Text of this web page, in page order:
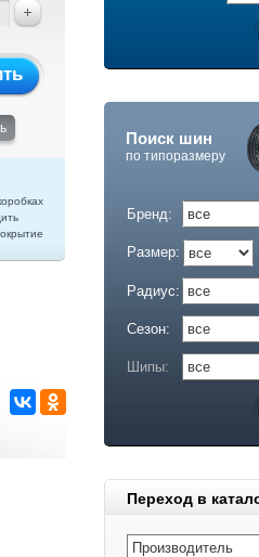
Поиск шин
по типоразмеру
Бренд:
Размер:
Радиус:
Сезон:
Шипы:
Переход в